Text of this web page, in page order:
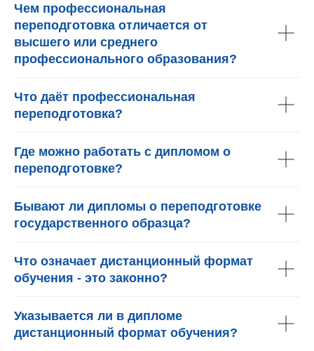
Чем профессиональная
переподготовка отличается от
высшего или среднего
профессионального образования?
Что даёт профессиональная
переподготовка?
Где можно работать с дипломом о
переподготовке?
Бывают ли дипломы о переподготовке
государственного образца?
Что означает дистанционный формат
обучения - это законно?
Указывается ли в дипломе
дистанционный формат обучения?